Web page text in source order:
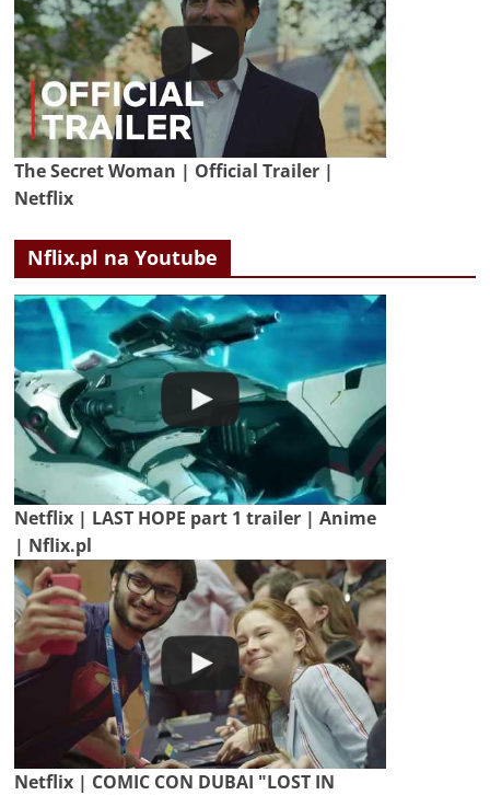
The Secret Woman | Official Trailer |
Netflix
Nflix.pl na Youtube
Netflix | LAST HOPE part 1 trailer | Anime
| Nflix.pl
Netflix | COMIC CON DUBAI "LOST IN